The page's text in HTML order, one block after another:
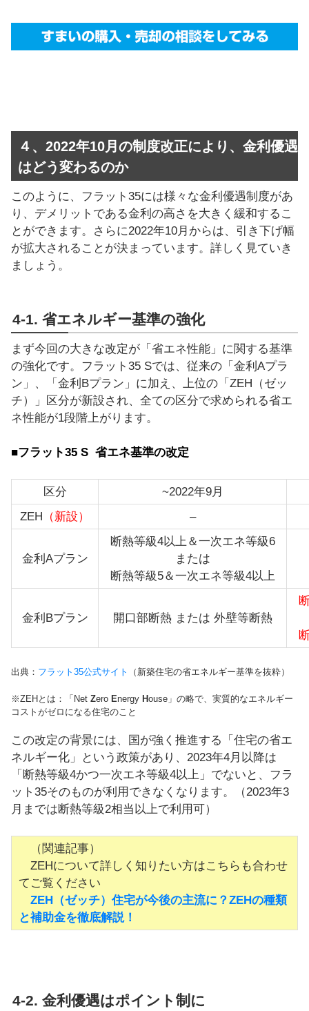
４、2022年10月の制度改正により、金利優遇
はどう変わるのか
このように、フラット35には様々な金利優遇制度があ
り、デメリットである金利の高さを大きく緩和するこ
とができます。さらに2022年10月からは、引き下げ幅
が拡大されることが決まっています。詳しく見ていき
ましょう。
4-1. 省エネルギー基準の強化
まず今回の大きな改定が「省エネ性能」に関する基準
の強化です。フラット35 Sでは、従来の「金利Aプラ
ン」、「金利Bプラン」に加え、上位の「ZEH（ゼッ
チ）」区分が新設され、全ての区分で求められる省エ
ネ性能が1段階上がります。
■フラット35 S 省エネ基準の改定
区分
~2022年9月
ZEH （新設） –
金利Aプラン
断熱等級4以上＆一次エネ等級6
または
断熱等級5＆一次エネ等級4以上
金利Bプラン 開口部断熱 または 外壁等断熱
出典： フラット35公式サイト （新築住宅の省エネルギー基準を抜粋）
※ZEHとは：「Net Zero Energy House」の略で、実質的なエネルギー
コストがゼロになる住宅のこと
この改定の背景には、国が強く推進する「住宅の省エ
ネルギー化」という政策があり、2023年4月以降は
「断熱等級4かつ一次エネ等級4以上」でないと、フラ
ット35そのものが利用できなくなります。（2023年3
月までは断熱等級2相当以上で利用可）
（関連記事）
ZEHについて詳しく知りたい方はこちらも合わせ
てご覧ください
ZEH（ゼッチ）住宅が今後の主流に？ZEHの種類
と補助金を徹底解説！
4-2. 金利優遇はポイント制に